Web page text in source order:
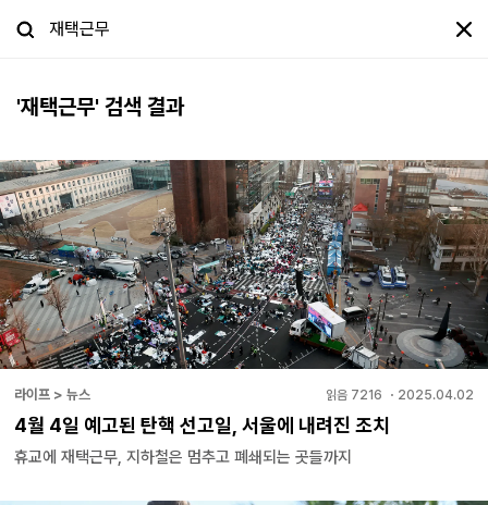
'재택근무' 검색 결과
라이프 > 뉴스 읽음 7216 ・ 2025.04.02
4월 4일 예고된 탄핵 선고일, 서울에 내려진 조치
휴교에 재택근무, 지하철은 멈추고 폐쇄되는 곳들까지